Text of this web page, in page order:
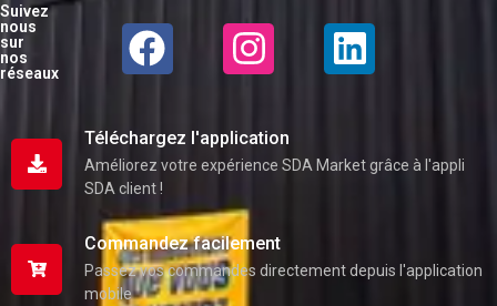
Téléchargez l'application
Améliorez votre expérience SDA Market grâce à l'appli
SDA client !
Commandez facilement
Passez vos commandes directement depuis l'application
mobile
Suivez
nous
sur
nos
réseaux